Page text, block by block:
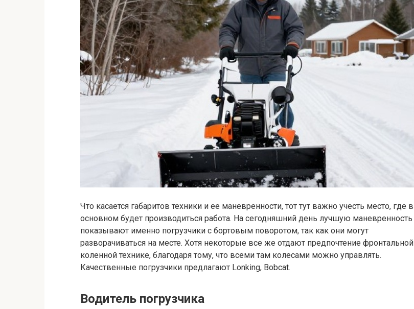
Что касается габаритов техники и ее маневренности, тот тут важно учесть место, где в
основном будет производиться работа. На сегодняшний день лучшую маневренность
показывают именно погрузчики с бортовым поворотом, так как они могут
разворачиваться на месте. Хотя некоторые все же отдают предпочтение фронтальной
коленной технике, благодаря тому, что всеми там колесами можно управлять.
Качественные погрузчики предлагают Lonking, Bobcat.
Водитель погрузчика